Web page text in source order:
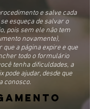
e salve cada
esqueça de salvar o
pois sem ele não tem
novamente),
a página expire e que
todo o formulário
tenha dificuldades, a
pode ajudar, desde que
conosco.